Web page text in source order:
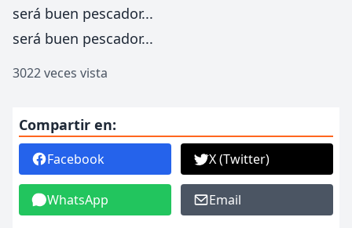
será buen pescador...
será buen pescador...
3022 veces vista
Compartir en:
Facebook X (Twitter)
WhatsApp Email